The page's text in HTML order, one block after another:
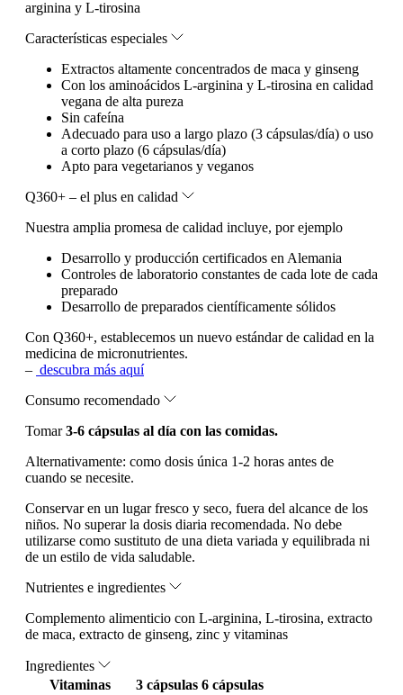
arginina y L-tirosina
Características especiales
Extractos altamente concentrados de maca y ginseng
Con los aminoácidos L-arginina y L-tirosina en calidad
vegana de alta pureza
Sin cafeína
Adecuado para uso a largo plazo (3 cápsulas/día) o uso
a corto plazo (6 cápsulas/día)
Apto para vegetarianos y veganos
Q360+ – el plus en calidad
Nuestra amplia promesa de calidad incluye, por ejemplo
Desarrollo y producción certificados en Alemania
Controles de laboratorio constantes de cada lote de cada
preparado
Desarrollo de preparados científicamente sólidos
Con Q360+, establecemos un nuevo estándar de calidad en la
medicina de micronutrientes.
– descubra más aquí
Consumo recomendado
Tomar3-6 cápsulas al día con las comidas.
Alternativamente: como dosis única 1-2 horas antes de
cuando se necesite.
Conservar en un lugar fresco y seco, fuera del alcance de los
niños. No superar la dosis diaria recomendada. No debe
utilizarse como sustituto de una dieta variada y equilibrada ni
de un estilo de vida saludable.
Nutrientes e ingredientes
Complemento alimenticio con L-arginina, L-tirosina, extracto
de maca, extracto de ginseng, zinc y vitaminas
Ingredientes
Vitaminas
3 cápsulas 6 cápsulas